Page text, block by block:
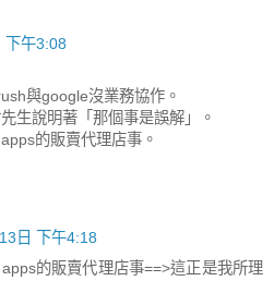
下午3:08
與google沒業務協作。
生說明著「那個事是誤解」。
的販賣代理店事。
日 下午4:18
的販賣代理店事==>這正是我所理